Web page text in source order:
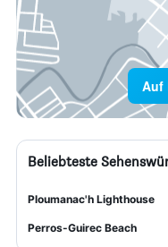
Auf
Beliebteste
Ploumanac'h Lighthouse
Perros-Guirec Beach